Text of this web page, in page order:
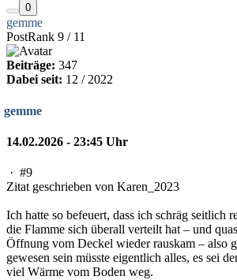
0
gemme
PostRank 9 / 11
Beiträge: 347
Dabei seit: 12 / 2022
gemme
14.02.2026 - 23:45 Uhr
· #9
Zitat geschrieben von Karen_2023
Ich hatte so befeuert, dass ich schräg seitlich
die Flamme sich überall verteilt hat – und
Öffnung vom Deckel wieder rauskam – also
gewesen sein müsste eigentlich alles, es sei
viel Wärme vom Boden weg.